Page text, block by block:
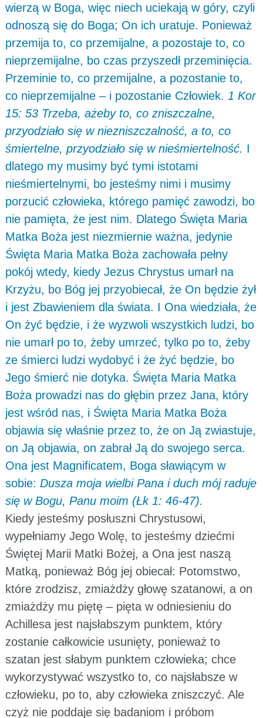
wierzą w Boga, więc niech uciekają w góry, czyli
odnoszą się do Boga; On ich uratuje. Ponieważ
przemija to, co przemijalne, a pozostaje to, co
nieprzemijalne, bo czas przyszedł przeminięcia.
Przeminie to, co przemijalne, a pozostanie to,
co nieprzemijalne – i pozostanie Człowiek. 1 Kor
15: 53 Trzeba, ażeby to, co zniszczalne,
przyodziało się w niezniszczalność, a to, co
śmiertelne, przyodziało się w nieśmiertelność. I
dlatego my musimy być tymi istotami
nieśmiertelnymi, bo jesteśmy nimi i musimy
porzucić człowieka, którego pamięć zawodzi, bo
nie pamięta, że jest nim. Dlatego Święta Maria
Matka Boża jest niezmiernie ważna, jedynie
Święta Maria Matka Boża zachowała pełny
pokój wtedy, kiedy Jezus Chrystus umarł na
Krzyżu, bo Bóg jej przyobiecał, że On będzie żył
i jest Zbawieniem dla świata. I Ona wiedziała, że
On żyć będzie, i że wyzwoli wszystkich ludzi, bo
nie umarł po to, żeby umrzeć, tylko po to, żeby
ze śmierci ludzi wydobyć i że żyć będzie, bo
Jego śmierć nie dotyka. Święta Maria Matka
Boża prowadzi nas do głębin przez Jana, który
jest wśród nas, i Święta Maria Matka Boża
objawia się właśnie przez to, że on Ją zwiastuje,
on Ją objawia, on zabrał Ją do swojego serca.
Ona jest Magnificatem, Boga sławiącym w
sobie: Dusza moja wielbi Pana i duch mój raduje
się w Bogu, Panu moim (Łk 1: 46-47).
Kiedy jesteśmy posłuszni Chrystusowi,
wypełniamy Jego Wolę, to jesteśmy dziećmi
Świętej Marii Matki Bożej, a Ona jest naszą
Matką, ponieważ Bóg jej obiecał: Potomstwo,
które zrodzisz, zmiażdży głowę szatanowi, a on
zmiażdży mu piętę – pięta w odniesieniu do
Achillesa jest najsłabszym punktem, który
zostanie całkowicie usunięty, ponieważ to
szatan jest słabym punktem człowieka; chce
wykorzystywać wszystko to, co najsłabsze w
człowieku, po to, aby człowieka zniszczyć. Ale
czyż nie poddaje się badaniom i próbom